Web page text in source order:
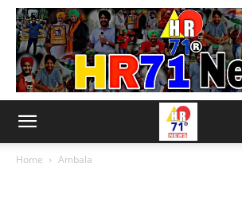
Home Ambala